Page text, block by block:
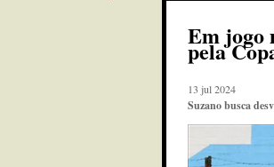
Em jogo
pela
13 jul 2024
Suzano busca